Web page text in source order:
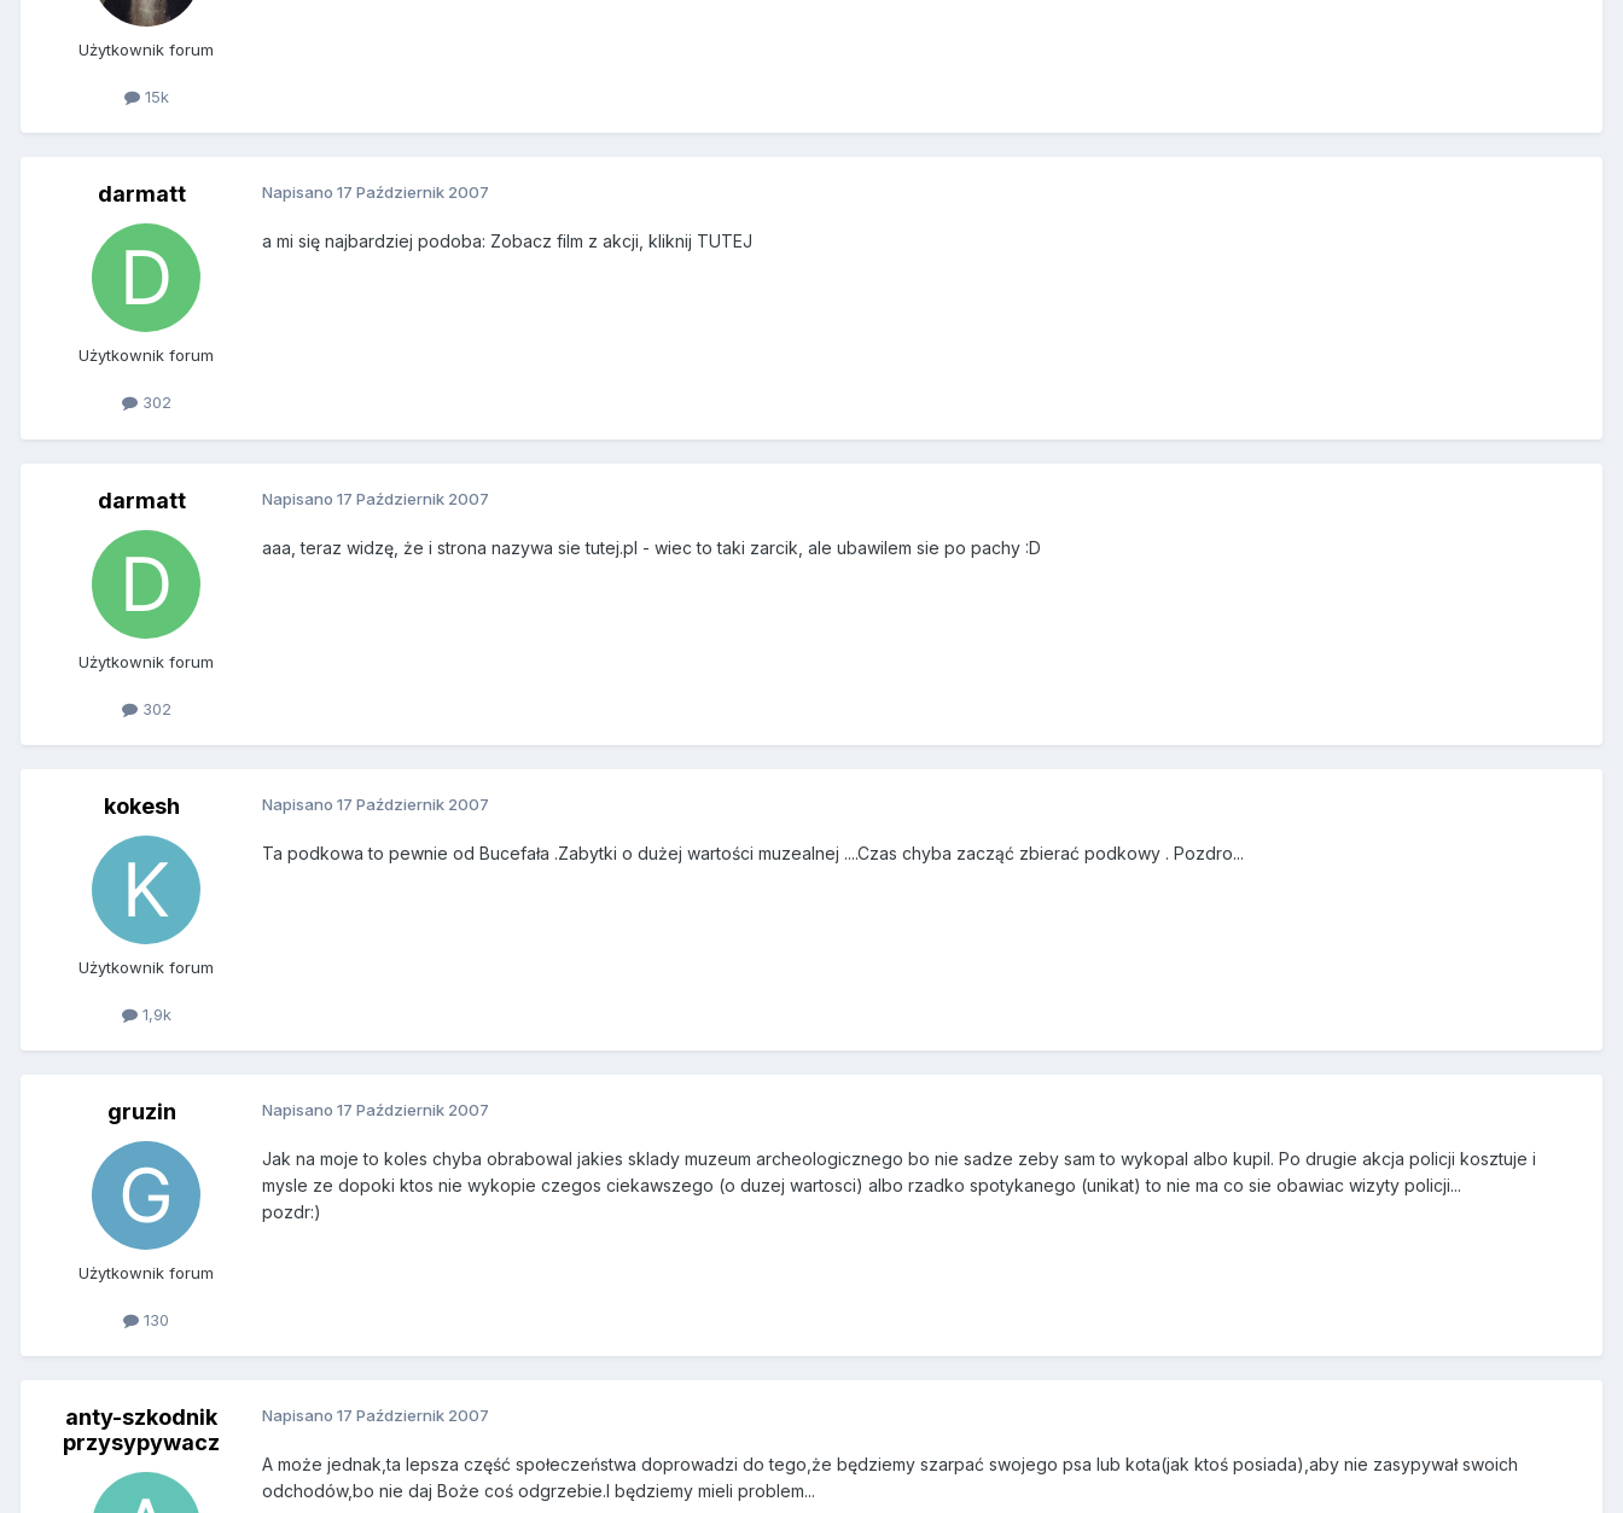
Użytkownik forum
15k
darmatt
Użytkownik forum
302
Napisano 17 Październik 2007
a mi się najbardziej podoba: Zobacz film z akcji, kliknij TUTEJ
darmatt
Użytkownik forum
302
Napisano 17 Październik 2007
aaa, teraz widzę, że i strona nazywa sie tutej.pl - wiec to taki zarcik, ale ubawilem sie po pachy :D
kokesh
Użytkownik forum
1,9k
Napisano 17 Październik 2007
Ta podkowa to pewnie od Bucefała .Zabytki o dużej wartości muzealnej ....Czas chyba zacząć zbierać podkowy . Pozdro...
gruzin
Użytkownik forum
130
Napisano 17 Październik 2007
Jak na moje to koles chyba obrabowal jakies sklady muzeum archeologicznego bo nie sadze zeby sam to wykopal albo kupil. Po drugie akcja policji kosztuje i
mysle ze dopoki ktos nie wykopie czegos ciekawszego (o duzej wartosci) albo rzadko spotykanego (unikat) to nie ma co sie obawiac wizyty policji...
pozdr:)
anty-szkodnik
przysypywacz
Napisano 17 Październik 2007
A może jednak,ta lepsza część społeczeństwa doprowadzi do tego,że będziemy szarpać swojego psa lub kota(jak ktoś posiada),aby nie zasypywał swoich
odchodów,bo nie daj Boże coś odgrzebie.I będziemy mieli problem...